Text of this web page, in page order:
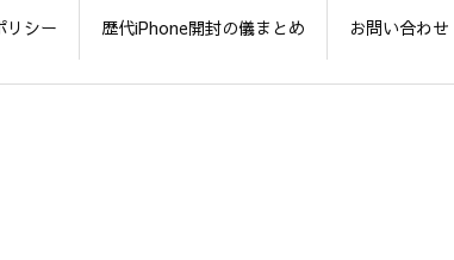
リシー 歴代iPhone開封の儀まとめ お問い合わせ